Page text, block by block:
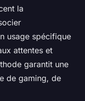
la
usage spécifique
attentes et
garantit une
de gaming, de